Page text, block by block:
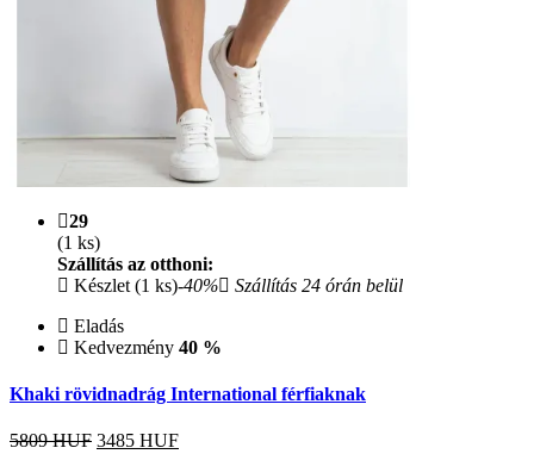
29
(1 ks)
Szállítás az otthoni:
Készlet (1 ks)-40%
Szállítás 24 órán belül
Eladás
Kedvezmény 40 %
Khaki rövidnadrág International férfiaknak
5809 HUF 3485 HUF